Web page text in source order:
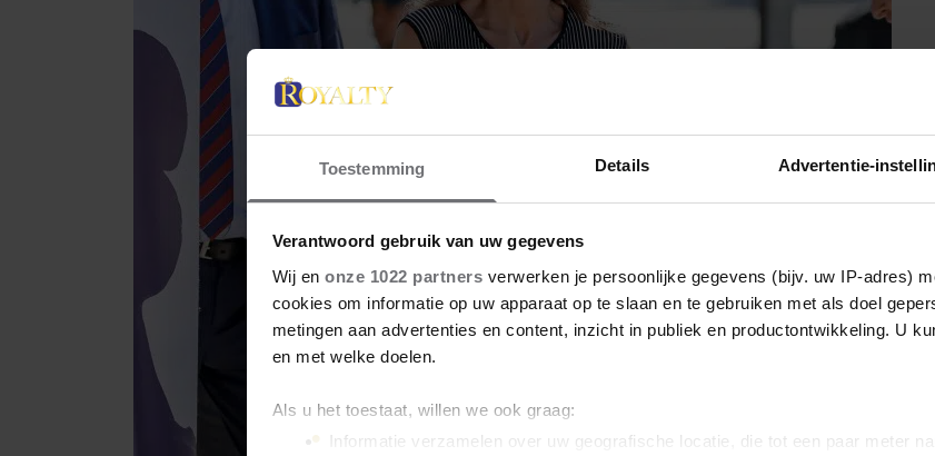
Toestemming Details Advertentie-
Verantwoord gebruik van uw gegevens
Wij en onze 1022 partners verwerken je persoonlijke gegevens (bijv. uw IP-adres)
cookies om informatie op uw apparaat op te slaan en te gebruiken met als doel
metingen aan advertenties en content, inzicht in publiek en productontwikkeling. U
en met welke doelen.
Als u het toestaat, willen we ook graag:
Informatie verzamelen over uw geografische locatie, die tot een paar meter